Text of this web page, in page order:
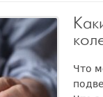
Что